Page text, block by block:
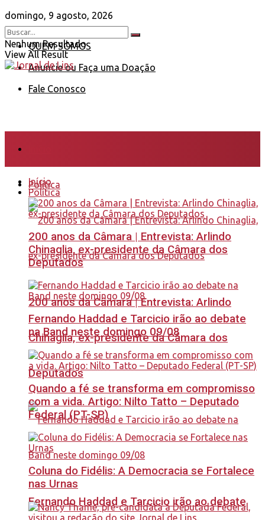
domingo, 9 agosto, 2026
QUEM SOMOS
Anuncie ou Faça uma Doação
Fale Conosco
Nenhum Resultado
View All Result
Política
200 anos da Câmara | Entrevista: Arlindo
Chinaglia, ex-presidente da Câmara dos
Deputados
Fernando Haddad e Tarcicio irão ao debate
Início
Política
200 anos da Câmara | Entrevista: Arlindo
Chinaglia, ex-presidente da Câmara dos
Deputados
Fernando Haddad e Tarcicio irão ao debate
na Band neste domingo 09/08
Quando a fé se transforma em compromisso
com a vida. Artigo: Nilto Tatto – Deputado
Federal (PT-SP)
Coluna do Fidélis: A Democracia se Fortalece
nas Urnas